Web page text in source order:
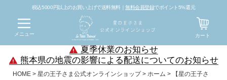
税込5000円以上のお買い上げで送料無料｜無料会員登録でポイント5%還元
メニュー カート
夏季休業のお知らせ
熊本県の地震の影響による配送についてのお知らせ
HOME 星の王子さま公式オンラインショップ ホーム
【星の王子さ